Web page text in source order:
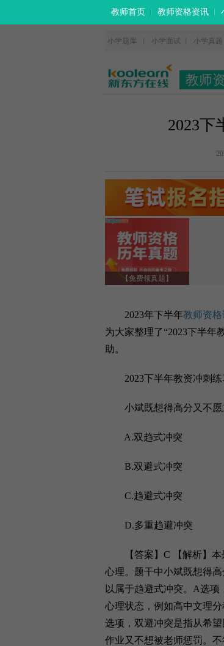
教师首页 教师资格资讯
小学题库 小学面试 小学真题
教师
2023下
【免费领真题】
2023年下半年教师资
为大家整理了“2023下半年
助。
2023下半年教资冲刺练
小斌既想得高分又不愿
A.双趋式冲突
B.双避式冲突
C.趋避式冲突
D.多重趋避冲突
【答案】C 【解析】本
心理。题干中小斌既想得
以属于趋避式冲突。A选
心理状态，例如高中文理
选项，双避冲突是指从希
作业又不想被老师惩罚。